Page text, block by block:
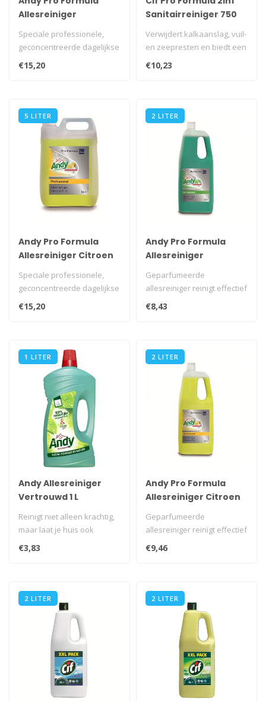
Allesreiniger
Speciale professionele,
geconcentreerde dagelijkse
allesreiniger met een
heerlij..
€15,20
Sanitairreiniger 750
Verwijdert kalkaanslag, vuil-
en zeepresten en biedt een
schitterend resultaat m..
€10,23
5 LITER
Andy Pro Formula
Allesreiniger Citroen
Fris 5 L
Speciale professionele,
geconcentreerde dagelijkse
allesreiniger met een
€15,20
2 LITER
Andy Pro Formula
Allesreiniger
Vertrouwd 2 L
Geparfumeerde
allesreiniger reinigt effectief
en geeft bovendien een
€8,43
1 LITER
Andy Allesreiniger
Vertrouwd 1 L
Reinigt niet alleen krachtig,
maar laat je huis ook
stralend fris achter. Verfri..
€3,83
2 LITER
Andy Pro Formula
Allesreiniger Citroen
Geparfumeerde
allesreiniger reinigt effectief
en geeft bovendien een
langdurige ..
€9,46
2 LITER 2 LITER